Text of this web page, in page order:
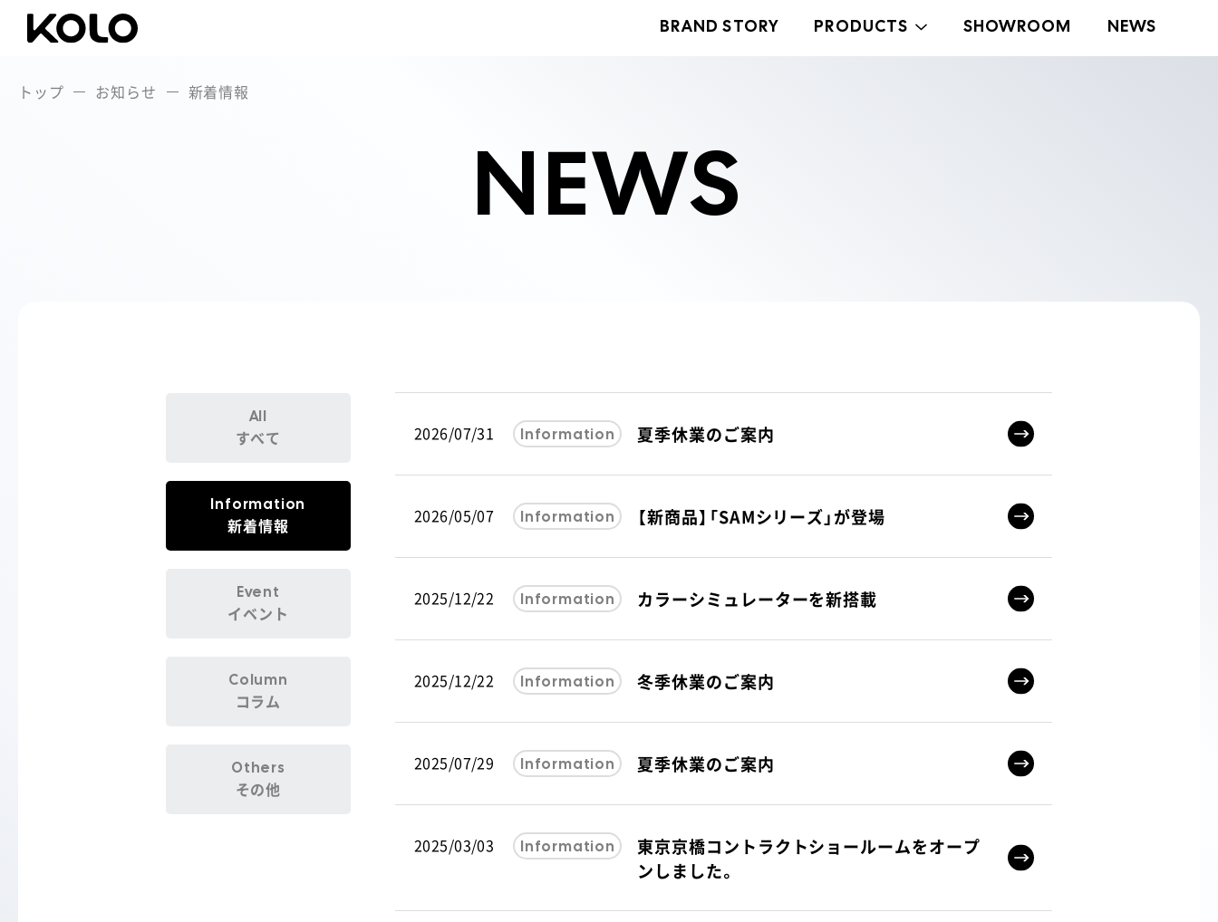
BRAND STORY PRODUCTS
SAM Single
OPTION PRODUCTS COMPARE
SHOWROOM NEWS
トップ お知らせ 新着情報
NEWS
2026/07/31 Information 夏季休業のご案内
2026/05/07 Information 【新商品】「SAMシリーズ」が登場
2025/12/22 Information カラーシミュレーターを新搭載
2025/12/22 Information 冬季休業のご案内
2025/07/29 Information 夏季休業のご案内
2025/03/03 Information
東京京橋コントラクトショールームをオープ
ンしました。
All
すべて
Information
新着情報
Event
イベント
Column
コラム
Others
その他